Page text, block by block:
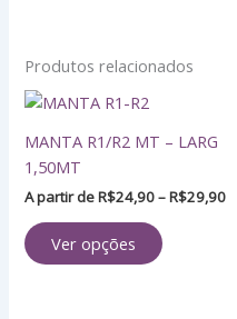
Produtos relacionados
MANTA R1/R2 MT – LARG
1,50MT
A partir deR$24,90–R$29,90
Ver opções
tem
variantes.
opções